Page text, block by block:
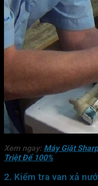
Xem ngay: Máy Giặt
Triệt Để 100%
2. Kiểm tra van xả